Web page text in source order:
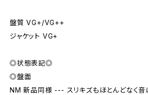
盤質 VG+/VG++
ジャケット VG+
◎状態表記◎
◎盤面
NM 新品同様 --- スリキズもほとんどなく音